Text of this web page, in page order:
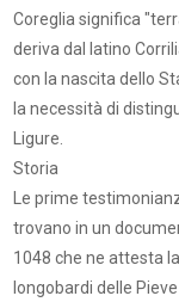
Coreglia significa
deriva dal latino
con la nascita dello
la necessità di
Ligure.
Storia
Le prime
trovano in un
1048 che ne attesta
longobardi delle